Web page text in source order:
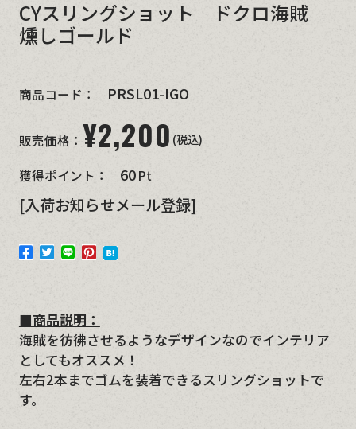
CYスリングショット ドクロ海賊
燻しゴールド
商品コード： PRSL01-IGO
販売価格： ¥2,200 (税込)
獲得ポイント： 60Pt
[入荷お知らせメール登録]
■商品説明：
海賊を彷彿させるようなデザインなのでインテリア
としてもオススメ！
左右2本までゴムを装着できるスリングショットで
す。